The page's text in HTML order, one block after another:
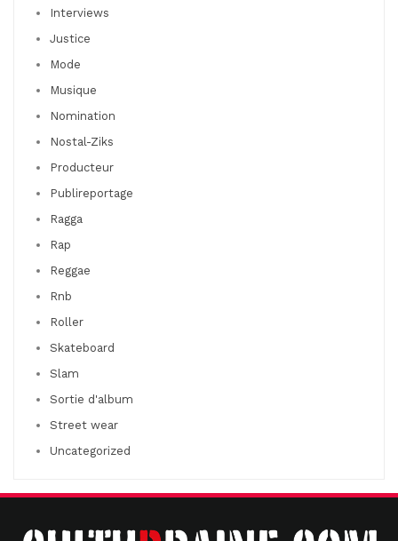
Interviews
Justice
Mode
Musique
Nomination
Nostal-Ziks
Producteur
Publireportage
Ragga
Rap
Reggae
Rnb
Roller
Skateboard
Slam
Sortie d'album
Street wear
Uncategorized